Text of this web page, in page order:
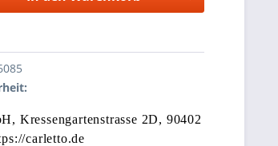
Kressengartenstrasse 2D, 90402
carletto.de